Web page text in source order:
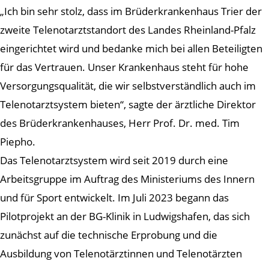
„Ich bin sehr stolz, dass im Brüderkrankenhaus Trier der
zweite Telenotarztstandort des Landes Rheinland-Pfalz
eingerichtet wird und bedanke mich bei allen Beteiligten
für das Vertrauen. Unser Krankenhaus steht für hohe
Versorgungsqualität, die wir selbstverständlich auch im
Telenotarztsystem bieten“, sagte der ärztliche Direktor
des Brüderkrankenhauses, Herr Prof. Dr. med. Tim
Piepho.
Das Telenotarztsystem wird seit 2019 durch eine
Arbeitsgruppe im Auftrag des Ministeriums des Innern
und für Sport entwickelt. Im Juli 2023 begann das
Pilotprojekt an der BG-Klinik in Ludwigshafen, das sich
zunächst auf die technische Erprobung und die
Ausbildung von Telenotärztinnen und Telenotärzten